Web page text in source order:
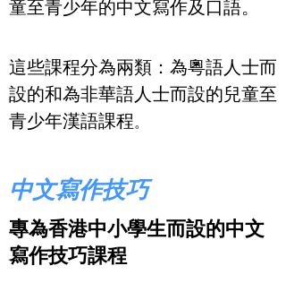
童至青少年的中文寫作及口語。
這些課程分為兩類：為粵語人士而
設的和為非華語人士而設的兒童至
青少年漢語課程。
中文寫作技巧
專為香港中小學生而設的中文
寫作技巧課程